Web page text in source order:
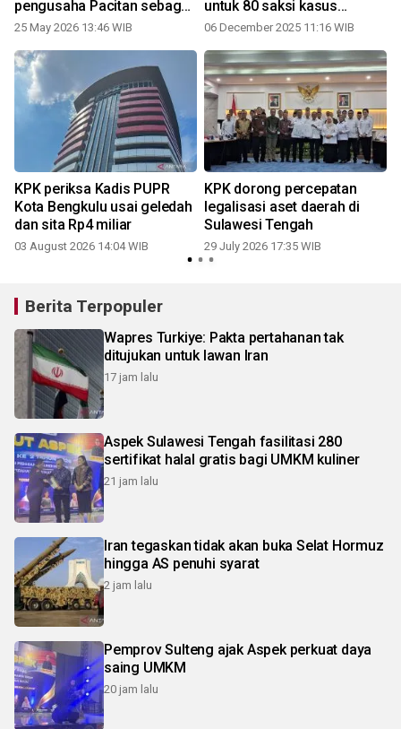
pengusaha Pacitan sebagai
saksi
25 May 2026 13:46 WIB
untuk 80 saksi kasus
Ponorogo
06 December 2025 11:16 WIB
KPK periksa Kadis PUPR
Kota Bengkulu usai geledah
dan sita Rp4 miliar
03 August 2026 14:04 WIB
KPK dorong percepatan
legalisasi aset daerah di
Sulawesi Tengah
29 July 2026 17:35 WIB
Berita Terpopuler
Wapres Turkiye: Pakta pertahanan tak
ditujukan untuk lawan Iran
17 jam lalu
Aspek Sulawesi Tengah fasilitasi 280
sertifikat halal gratis bagi UMKM kuliner
21 jam lalu
Iran tegaskan tidak akan buka Selat Hormuz
hingga AS penuhi syarat
2 jam lalu
Pemprov Sulteng ajak Aspek perkuat daya
saing UMKM
20 jam lalu